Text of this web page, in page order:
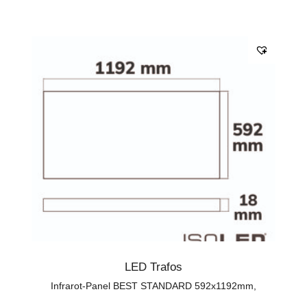
LED Trafos
Infrarot-Panel BEST STANDARD 592x1192mm,